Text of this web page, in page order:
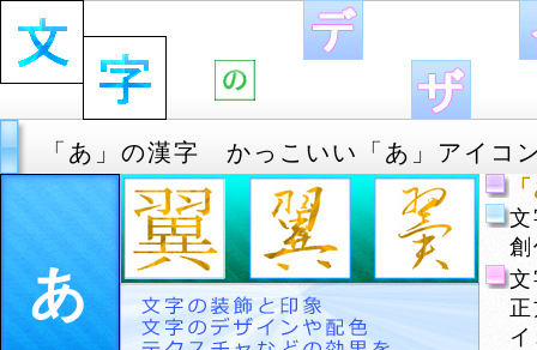
「あ」の漢字 かっこいい「あ」アイコ
あ